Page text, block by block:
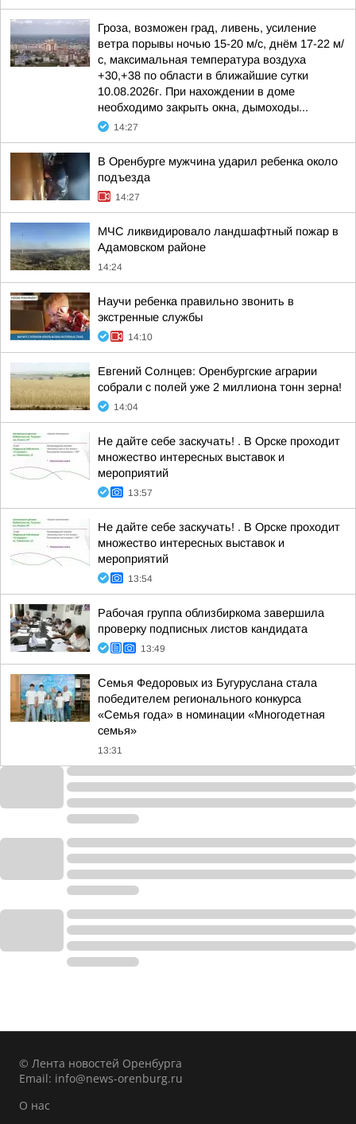
Гроза, возможен град, ливень, усиление
ветра порывы ночью 15-20 м/с, днём 17-22 м/
с, максимальная температура воздуха
+30,+38 по области в ближайшие сутки
10.08.2026г. При нахождении в доме
необходимо закрыть окна, дымоходы...
14:27
В Оренбурге мужчина ударил ребенка около
подъезда
14:27
МЧС ликвидировало ландшафтный пожар в
Адамовском районе
14:24
Научи ребенка правильно звонить в
экстренные службы
14:10
Евгений Солнцев: Оренбургские аграрии
собрали с полей уже 2 миллиона тонн зерна!
14:04
Не дайте себе заскучать! . В Орске проходит
множество интересных выставок и
мероприятий
13:57
Не дайте себе заскучать! . В Орске проходит
множество интересных выставок и
мероприятий
13:54
Рабочая группа облизбиркома завершила
проверку подписных листов кандидата
13:49
Семья Федоровых из Бугуруслана стала
победителем регионального конкурса
«Семья года» в номинации «Многодетная
семья»
13:31
© Лента новостей Оренбурга
Email: info@news-orenburg.ru
О нас